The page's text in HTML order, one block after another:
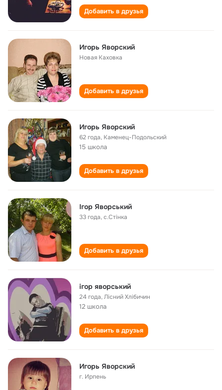
Добавить в друзья
Игорь Яворский
Новая Каховка
Добавить в друзья
Игорь Яворский
62 года, Каменец-Подольский
15 школа
Добавить в друзья
Ігор Яворський
33 года,с.Стінка
Добавить в друзья
ігор яворський
24 года,Лісний Хлібичин
12 школа
Добавить в друзья
Игорь Яворский
г. Ирпень